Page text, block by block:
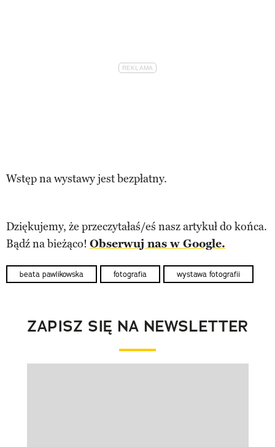
Wstęp na wystawy jest bezpłatny.
Dziękujemy, że przeczytałaś/eś nasz artykuł do końca.
Bądź na bieżąco! Obserwuj nas w Google.
beata pawlikowska fotografia wystawa fotografii
ZAPISZ SIĘ NA NEWSLETTER